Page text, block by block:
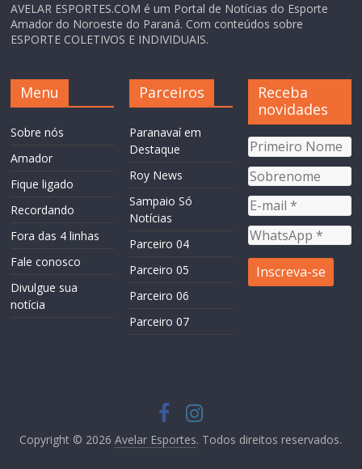
AVELAR ESPORTES.COM é um Portal de Notícias do Esporte
Amador do Noroeste do Paraná. Com conteúdos sobre
ESPORTE COLETIVOS E INDIVIDUAIS.
Menu
Sobre nós
Amador
Fique ligado
Recordando
Fora das 4 linhas
Fale conosco
Divulgue sua
notícia
Parceiros
Paranavaí em
Destaque
Roy News
Sampaio Só
Notícias
Parceiro 04
Parceiro 05
Parceiro 06
Parceiro 07
Receba
novidades
Copyright © 2026Avelar Esportes. Todos direitos reservados.